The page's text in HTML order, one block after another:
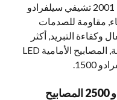
جديدة. هذه المصابيح الأمامية LED ل 2001 تشيفي سيلفرادو
مقاومة للصدمات
وكفاءة التبريد, أكثر
من 50,000 ساعات العمل في الخدمة, المصابيح الأمامية LED
مواصفات 2001 تشيفي سيلفرادو 2500 المصابيح